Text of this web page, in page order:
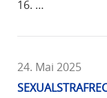
16. …
24. Mai 2025